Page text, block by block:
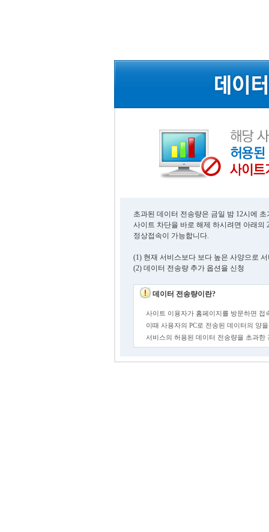
초과된 데이터 전송량은 금일 밤 12시에
사이트 차단을 바로 해제 하시려면 아래의
정상접속이 가능합니다.
(1) 현재 서비스보다 보다 높은 사양으로
(2) 데이터 전송량 추가 옵션을 신청
데이터 전송량이란?
사이트 이용자가 홈페이지를 방문하면 접
이때 사용자의 PC로 전송된 데이터의 양
서비스의 허용된 데이터 전송량을 초과